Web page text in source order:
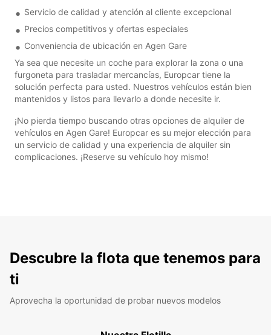
Servicio de calidad y atención al cliente excepcional
Precios competitivos y ofertas especiales
Conveniencia de ubicación en Agen Gare
Ya sea que necesite un coche para explorar la zona o una
furgoneta para trasladar mercancías, Europcar tiene la
solución perfecta para usted. Nuestros vehículos están bien
mantenidos y listos para llevarlo a donde necesite ir.
¡No pierda tiempo buscando otras opciones de alquiler de
vehículos en Agen Gare! Europcar es su mejor elección para
un servicio de calidad y una experiencia de alquiler sin
complicaciones. ¡Reserve su vehículo hoy mismo!
Descubre la flota que tenemos para
ti
Aprovecha la oportunidad de probar nuevos modelos